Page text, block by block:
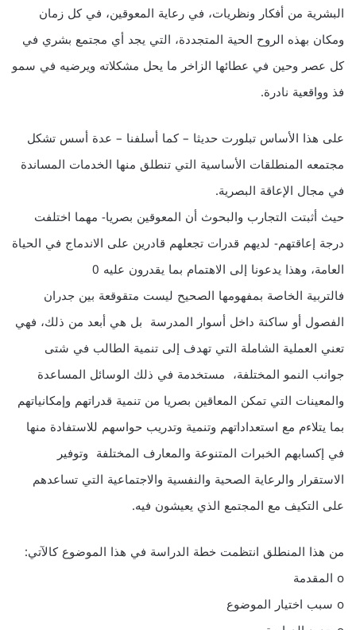
البشرية من أفكار ونظريات، في رعاية المعوقين، في كل زمان
ومكان بهذه الروح الحية المتجددة، التي يجد أي مجتمع بشري في
كل عصر وحين في عطائها الزاخر ما يحل مشكلاته ويرضيه في سمو
فذ وواقعية نادرة.
على هذا الأساس تبلورت حديثا – كما أسلفنا – عدة أسس تشكل
مجتمعه المنطلقات الأساسية التي تنطلق منها الخدمات المساندة
في مجال الإعاقة البصرية.
حيث أثبتت التجارب والبحوث أن المعوقين بصريا- مهما اختلفت
درجة إعاقتهم- لديهم قدرات تجعلهم قادرين على الاندماج في الحياة
العامة، وهذا يدعونا إلى الاهتمام بما يقدرون عليه 0
فالتربية الخاصة بمفهومها الصحيح ليست متقوقعة بين جدران
الفصول أو ساكنة داخل أسوار المدرسة بل هي أبعد من ذلك، فهي
تعني العملية الشاملة التي تهدف إلى تنمية الطالب في شتى
جوانب النمو المختلفة، مستخدمة في ذلك الوسائل المساعدة
والمعينات التي تمكن المعاقين بصريا من تنمية قدراتهم وإمكانياتهم
بما يتلاءم مع استعداداتهم وتنمية وتدريب حواسهم للاستفادة منها
في إكسابهم الخبرات المتنوعة والمعارف المختلفة وتوفير
الاستقرار والرعاية الصحية والنفسية والاجتماعية التي تساعدهم
على التكيف مع المجتمع الذي يعيشون فيه.
من هذا المنطلق انتظمت خطة الدراسة في هذا الموضوع كالآتي:
o المقدمة
o سبب اختيار الموضوع